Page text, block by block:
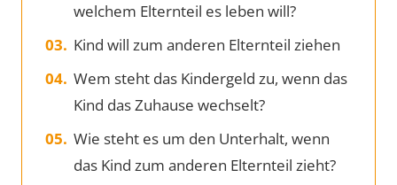
welchem Elternteil es leben will?
Kind will zum anderen Elternteil ziehen
Wem steht das Kindergeld zu, wenn das
Kind das Zuhause wechselt?
Wie steht es um den Unterhalt, wenn
das Kind zum anderen Elternteil zieht?